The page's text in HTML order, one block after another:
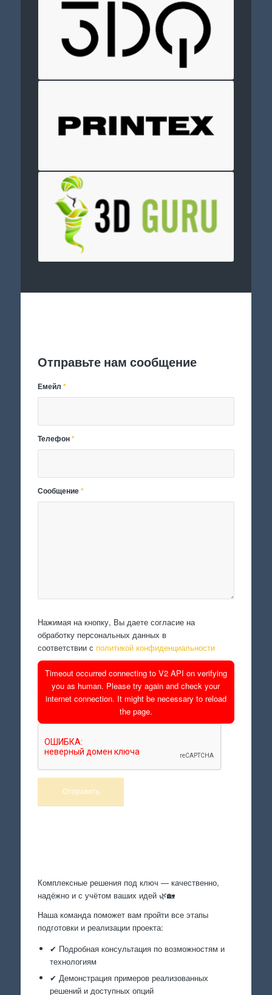
Отправьте нам сообщение
Емейл*
Телефон*
Сообщение*
Нажимая на кнопку, Вы даете согласие на
обработку персональных данных в
соответствии с политикой конфиденциальности
Timeout occurred connecting to V2 API on verifying
you as human. Please try again and check your
internet connection. It might be necessary to reload
the page.
Комплексные решения под ключ — качественно,
надёжно и с учётом ваших идей 🌿🏡
Наша команда поможет вам пройти все этапы
подготовки и реализации проекта:
✔ Подробная консультация по возможностям и
технологиям
✔ Демонстрация примеров реализованных
решений и доступных опций